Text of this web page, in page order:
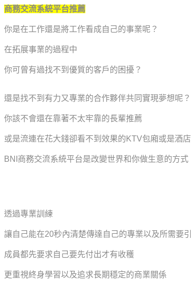
商務交流系統平台推薦
你是在工作還是將工作看成自己的事業呢？
在拓展事業的過程中
你可曾有過找不到優質的客戶的困擾？
還是找不到有力又專業的合作夥伴共同實現夢想呢？
你該不會還在靠著不太牢靠的長輩推薦
或是流連在花大錢卻看不到效果的KTV包廂或是酒
BNI商務交流系統平台是改變世界和你做生意的方式
透過專業訓練
讓自己能在20秒內清楚傳達自己的專業以及所需要
成員都先要求自己要先付出才有收穫
更重視終身學習以及追求長期穩定的商業關係